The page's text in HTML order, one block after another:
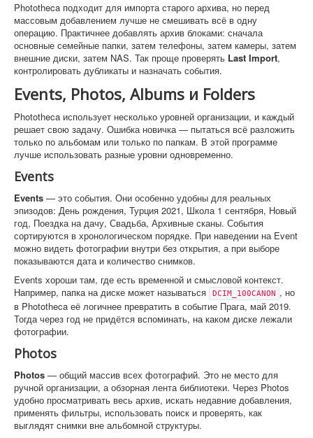
Phototheca подходит для импорта старого архива, но перед
массовым добавлением лучше не смешивать всё в одну
операцию. Практичнее добавлять архив блоками: сначала
основные семейные папки, затем телефоны, затем камеры, затем
внешние диски, затем NAS. Так проще проверять Last Import,
контролировать дубликаты и назначать события.
Events, Photos, Albums и Folders
Phototheca использует несколько уровней организации, и каждый
решает свою задачу. Ошибка новичка — пытаться всё разложить
только по альбомам или только по папкам. В этой программе
лучше использовать разные уровни одновременно.
Events
Events — это события. Они особенно удобны для реальных
эпизодов: День рождения, Турция 2021, Школа 1 сентября, Новый
год, Поездка на дачу, Свадьба, Архивные сканы. События
сортируются в хронологическом порядке. При наведении на Event
можно видеть фотографии внутри без открытия, а при выборе
показываются дата и количество снимков.
Events хороши там, где есть временной и смысловой контекст.
Например, папка на диске может называться
DCIM_100CANON
, но
в Phototheca её логичнее превратить в событие Прага, май 2019.
Тогда через год не придётся вспоминать, на каком диске лежали
фотографии.
Photos
Photos — общий массив всех фотографий. Это не место для
ручной организации, а обзорная лента библиотеки. Через Photos
удобно просматривать весь архив, искать недавние добавления,
применять фильтры, использовать поиск и проверять, как
выглядят снимки вне альбомной структуры.